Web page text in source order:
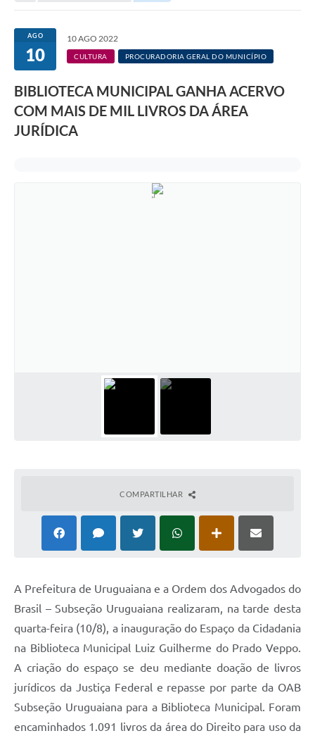
Secretarias/Centrais
COVID-19
Prefeito Municipal
Colégio Agrícola Municipal
Vigilância Ambiental em Saúde
Obras
Galeria de Vídeos
Contas Públicas
AGO
10
10 AGO 2022
CULTURA PROCURADORIA GERAL DO MUNICÍPIO
BIBLIOTECA MUNICIPAL GANHA ACERVO
COM MAIS DE MIL LIVROS DA ÁREA
JURÍDICA
COMPARTILHAR
A Prefeitura de Uruguaiana e a Ordem dos Advogados do
Brasil – Subseção Uruguaiana realizaram, na tarde desta
quarta-feira (10/8), a inauguração do Espaço da Cidadania
na Biblioteca Municipal Luiz Guilherme do Prado Veppo.
A criação do espaço se deu mediante doação de livros
jurídicos da Justiça Federal e repasse por parte da OAB
Subseção Uruguaiana para a Biblioteca Municipal. Foram
encaminhados 1.091 livros da área do Direito para uso da